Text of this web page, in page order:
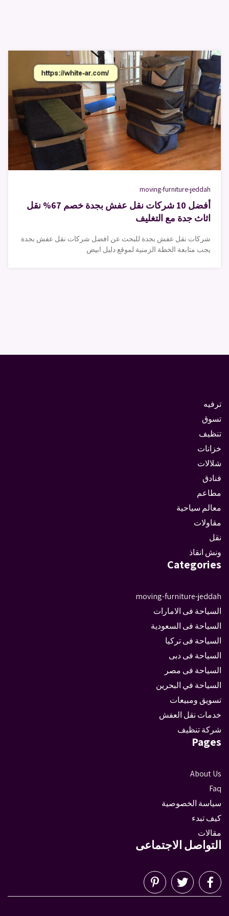
moving-furniture-jeddah
أفضل 10 شركات نقل عفش بجدة خصم 67% نقل
اثاث جدة مع التغليف
شركات نقل عفش بجدة للبحث عن افضل شركات نقل عفش بجدة
يجب متابعة الخطة الزمنية لموقع دليل ابيض
ترفيه
تسوق
تنظيف
خزانات
شلالات
فنادق
مطاعم
معالم سياحية
مقاولات
نقل
ونش انقاذ
Categories
moving-furniture-jeddah
السياحة فى الامارات
السياحة فى السعودية
السياحة فى تركيا
السياحة فى دبى
السياحة فى مصر
السياحة في البحرين
تسويق ومبيعات
خدمات نقل العفش
شركة تنظيف
Pages
About Us
Faq
سياسة الخصوصية
كيف تبدء
مقالات
التواصل الاجتماعى